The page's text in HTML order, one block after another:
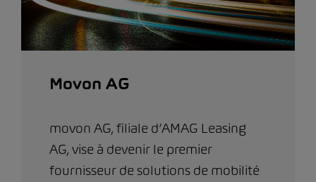
Movon AG
movon AG, filiale d’AMAG Leasing
AG, vise à devenir le premier
fournisseur de solutions de mobilité